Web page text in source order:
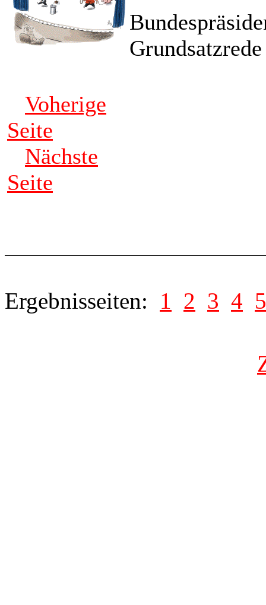
Voherige
Seite
Nächste
Seite
Ergebnisseiten: 1 2 3 4 5